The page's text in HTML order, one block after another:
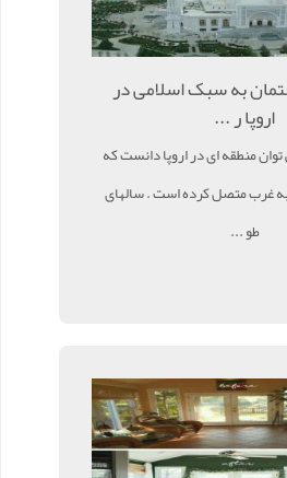
به سبک اسلامی در
اروپا ر ...
منطقه ای در اروپا دانست که
به غرب متصل کرده است . سالهای
طو ...